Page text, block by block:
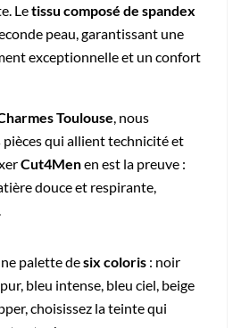
Letissu composé de spandex
peau, garantissant une
exceptionnelle et un confort
Toulouse , nous
qui allient technicité et
Cut4Menen est la preuve :
douce et respirante,
palette desix coloris : noir
bleu intense, bleu ciel, beige
choisissez la teinte qui